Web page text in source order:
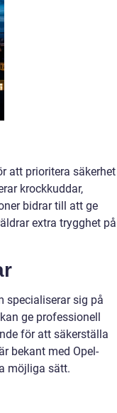
att prioritera säkerhet
krockkuddar,
bidrar till att ge
extra trygghet på
specialiserar sig på
ge professionell
för att säkerställa
bekant med Opel-
möjliga sätt.